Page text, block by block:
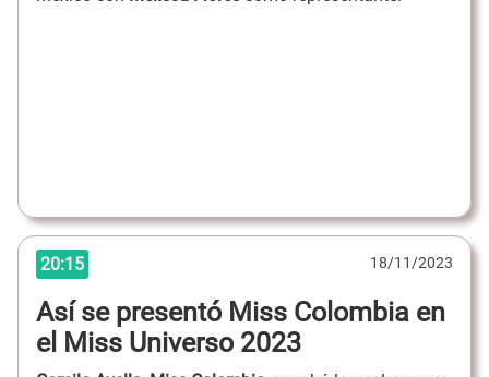
20:15 18/11/2023
Así se presentó Miss Colombia en
el Miss Universo 2023